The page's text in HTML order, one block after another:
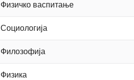
Физичко васпитање
Социологија
Филозофија
Физика